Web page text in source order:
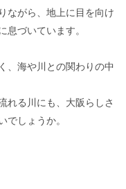
ながら、地上に目を向け
づいています。
、海や川との関わりの中
れる川にも、大阪らしさ
しょうか。